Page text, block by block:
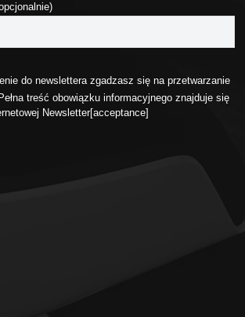
do newslettera zgadzasz się na przetwarzanie
treść obowiązku informacyjnego znajduje się
Newsletter[acceptance]